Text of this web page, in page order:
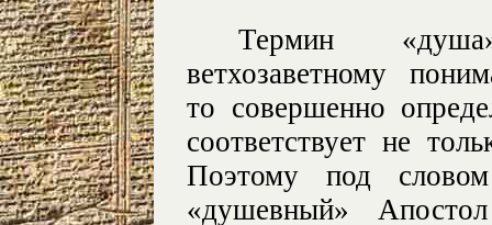
Термин
ветхозаветному
то совершенно
соответствует не
Поэтому под
«душевный»